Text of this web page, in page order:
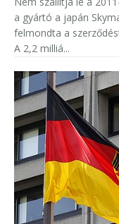
a gyártó a japán
felmondta a
A 2,2 milliá...